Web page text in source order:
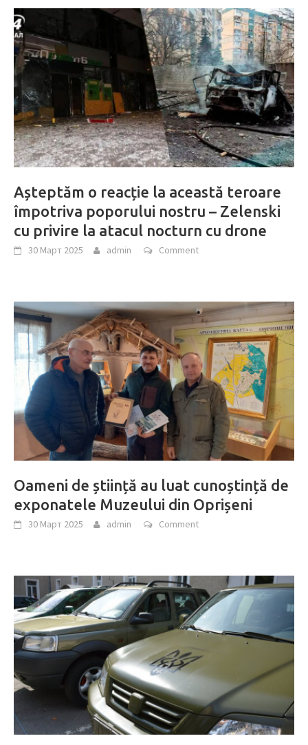
Așteptăm o reacție la această teroare
împotriva poporului nostru – Zelenski
cu privire la atacul nocturn cu drone
30 Март 2025 admin Comment
Oameni de știință au luat cunoștință de
exponatele Muzeului din Oprișeni
30 Март 2025 admin Comment